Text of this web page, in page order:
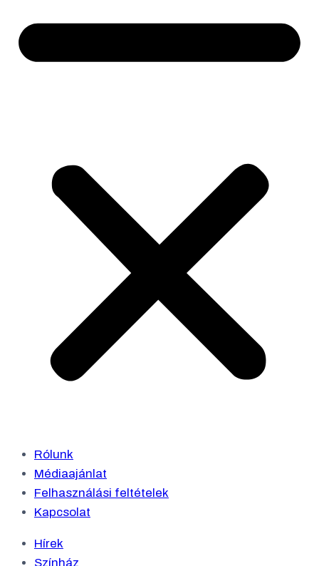
Rólunk
Médiaajánlat
Felhasználási feltételek
Kapcsolat
Hírek
Színház